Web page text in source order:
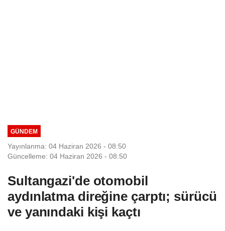
GÜNDEM
Yayınlanma: 04 Haziran 2026 - 08:50
Güncelleme: 04 Haziran 2026 - 08:50
Sultangazi'de otomobil
aydınlatma direğine çarptı; sürücü
ve yanındaki kişi kaçtı